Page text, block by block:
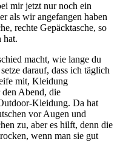
mir jetzt nur noch ein
als wir angefangen haben
rechte Gepäcktasche, so
hat.
macht, wie lange du
darauf, dass ich täglich
mit, Kleidung
Abend, die
Kleidung. Da hat
vor Augen und
zu, aber es hilft, denn die
wenn man sie gut